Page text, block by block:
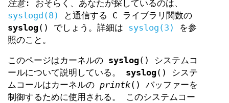
注意: おそらく、あなたが探しているのは、
syslogd(8)
と通信する C ライブラリ関数の
syslog() でしょう。詳細は syslog(3)
を参
照のこと。
このページはカーネルの syslog() システムコ
ールについて説明している。 syslog() システ
ムコールはカーネルの printk() バッファーを
制御するために使用される。 このシステムコー